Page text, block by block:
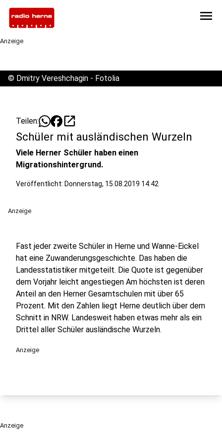
menu
Anzeige
© Dmitry Vereshchagin - Fotolia
Teilen: open_in_new
Schüler mit ausländischen Wurzeln
Viele Herner Schüler haben einen
Migrationshintergrund.
Veröffentlicht: Donnerstag, 15.08.2019 14:42
Anzeige
Fast jeder zweite Schüler in Herne und Wanne-Eickel
hat eine Zuwanderungsgeschichte. Das haben die
Landesstatistiker mitgeteilt. Die Quote ist gegenüber
dem Vorjahr leicht angestiegen Am höchsten ist deren
Anteil an den Herner Gesamtschulen mit über 65
Prozent. Mit den Zahlen liegt Herne deutlich über dem
Schnitt in NRW. Landesweit haben etwas mehr als ein
Drittel aller Schüler ausländische Wurzeln.
Anzeige
Anzeige